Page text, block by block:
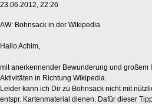
23.06.2012, 22:26
AW: Bohnsack in der Wikipedia
Hallo Achim,
mit anerkennender Bewunderung und großem
Aktivitäten in Richtung Wikipedia.
Leider kann ich Dir zu Bohnsack nicht mit
entspr. Kartenmaterial dienen. Dafür dieser